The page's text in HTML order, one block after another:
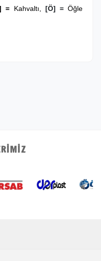
= Kahvaltı, [Ö] =Öğle